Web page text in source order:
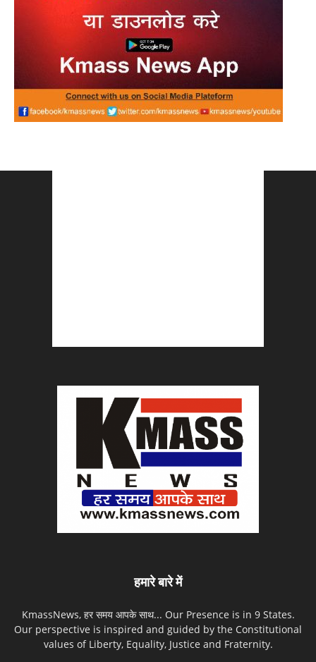
हमारे बारे में
KmassNews, हर समय आपके साथ... Our Presence is in 9 States.
Our perspective is inspired and guided by the Constitutional
values of Liberty, Equality, Justice and Fraternity.